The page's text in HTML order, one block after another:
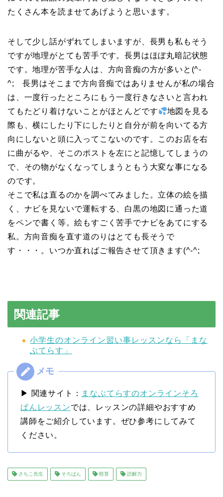
たくさん本を読ませてあげようと思います。
そして少し話がずれてしまいますが、長男も私もそう
ですが地理がとても苦手です。長男はほぼ丸暗記状態
です。地理が苦手な人は、方向音痴の方が多いと(^-
^; 長男はそこまで方向音痴ではありませんが私の場合
は、一度行ったところにもう一度行きなさいと言われ
てもたどり着けないことがほとんどです
地図を見る
際も、横にしたり下にしたりと自分が前を向いてる方
向にしないと頭に入ってこないのです。このお店を右
に曲がるや、そこのポストを左にと記憶してしまうの
で、その物がなくなってしまうともう大変な事になる
のです。
そこで私は直るのかを調べてみました。立体の絵を描
く、ナビを見ないで運転する、白黒の地図に通った道
をペンで書く等。絵もすごく苦手でナビをあてにする
私。方向音痴を直す道のりはとても長そうで
す・・・。いつか直ればご報告させて頂きます(^-^;
関連記事
小学生のオンライン習い事レッスンなら「まな
ぶてらす」
▶ 関連サイト： まなぶてらすのオンラインそろ
ばんレッスンでは、レッスンの詳細やおすすめ
講師をご紹介しています。ぜひ参考にしてみて
ください。
さちこ先生 そろばん 暗算 読解力